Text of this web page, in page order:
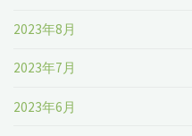
2023年8月
2023年7月
2023年6月